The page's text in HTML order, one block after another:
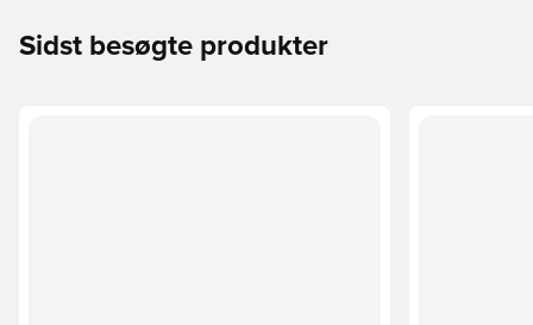
Sidst besøgte produkter